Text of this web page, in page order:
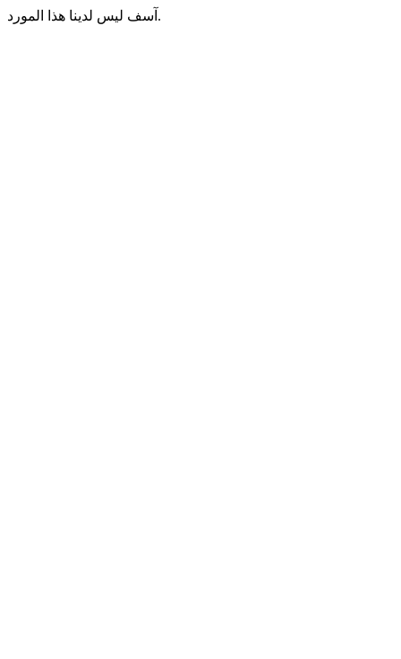
آسف ليس لدينا هذا المورد.